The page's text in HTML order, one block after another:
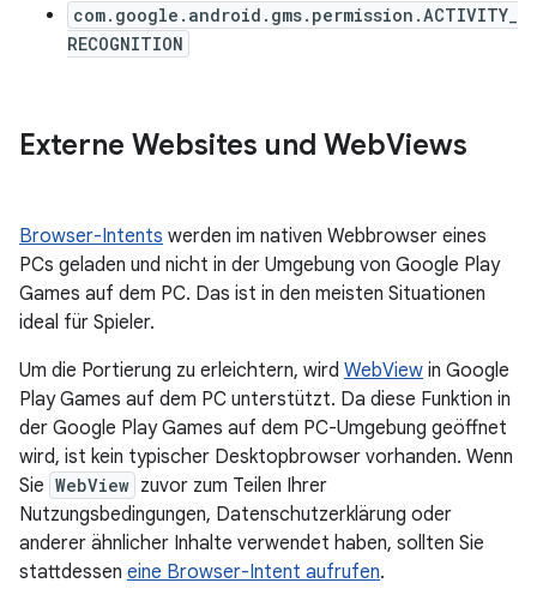
com.google.android.gms.permission.ACTIVITY_
RECOGNITION
Externe Websites und WebViews
Browser-Intents werden im nativen Webbrowser eines
PCs geladen und nicht in der Umgebung von Google Play
Games auf dem PC. Das ist in den meisten Situationen
ideal für Spieler.
Um die Portierung zu erleichtern, wird WebView in Google
Play Games auf dem PC unterstützt. Da diese Funktion in
der Google Play Games auf dem PC-Umgebung geöffnet
wird, ist kein typischer Desktopbrowser vorhanden. Wenn
Sie WebView zuvor zum Teilen Ihrer
Nutzungsbedingungen, Datenschutzerklärung oder
anderer ähnlicher Inhalte verwendet haben, sollten Sie
stattdessen eine Browser-Intent aufrufen.